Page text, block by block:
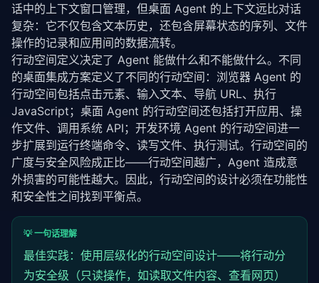
        position: position,
        size: .zero,
        children: children
    )
}
话中的上下文窗口管理，但桌面 Agent 的上下文远比对话
复杂：它不仅包含文本历史，还包含屏幕状态的序列、文件
操作的记录和应用间的数据流转。
行动空间定义决定了 Agent 能做什么和不能做什么。不同
的桌面集成方案定义了不同的行动空间：浏览器 Agent 的
行动空间包括点击元素、输入文本、导航 URL、执行
JavaScript；桌面 Agent 的行动空间还包括打开应用、操
作文件、调用系统 API；开发环境 Agent 的行动空间进一
步扩展到运行终端命令、读写文件、执行测试。行动空间的
广度与安全风险成正比——行动空间越广，Agent 造成意
外损害的可能性越大。因此，行动空间的设计必须在功能性
和安全性之间找到平衡点。
💡 一句话理解
最佳实践：使用层级化的行动空间设计——将行动分
为安全级（只读操作，如读取文件内容、查看网页）